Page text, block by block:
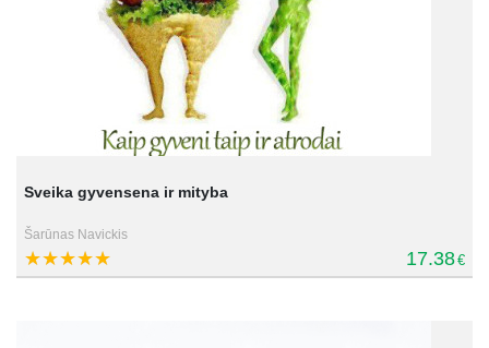
Sveika gyvensena ir mityba
Šarūnas Navickis
17.38€